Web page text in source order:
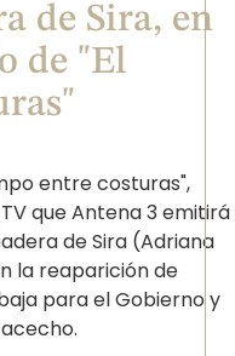
de Sira, en
de "El
entre costuras",
que Antena 3 emitirá
de Sira (Adriana
la reaparición de
para el Gobierno y